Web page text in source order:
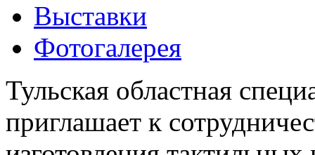
Выставки
Фотогалерея
Тульская областная
приглашает к